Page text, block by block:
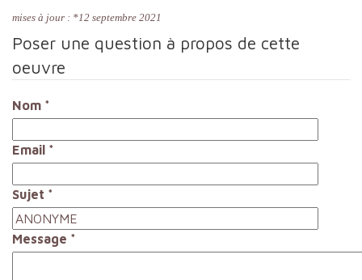
mises à jour : *12 septembre 2021
Poser une question à propos de cette
oeuvre
Nom *
Email *
Sujet *
Message *